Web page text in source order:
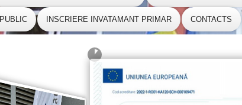
INSCRIERE INVATAMANT PRIMAR CONTACTS